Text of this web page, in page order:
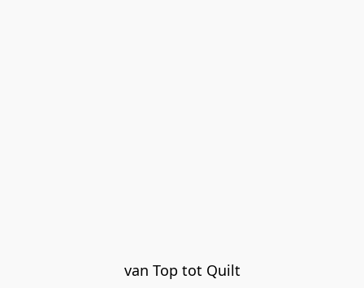
van Top tot Quilt